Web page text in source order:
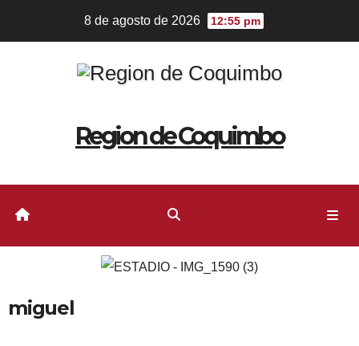
8 de agosto de 2026 12:55 pm
Region de Coquimbo
miguel